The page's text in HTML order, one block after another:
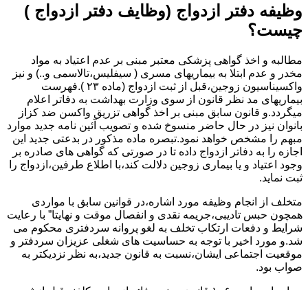
وظیفه دفتر ازدواج (وظایف دفتر ازدواج )
چیست؟
مطالبه و اخذ گواهی پزشکی معتبر مبنی بر عدم اعتیاد به مواد
مخدر و عدم ابتلا به بیماریهای مسری ( سیفلیس،تالاسمی و..) و نیز
واکسیناسیون زوجین،قبل از ثبت ازدواج (ماده ۲۳ ).فهرست
بیماریهای مد نظر قانون از سوی وزارت بهداشت به دفاتر اعلام
میگردد.و قانون سابق مبنی بر اخذ گواهی تزریق واکسن ضد کزاز
بانوان نیز در حال حاضر منسوخ شده و تصویب آئین نامه جدید موارد
مبهم را مشخص خواهد نمود.تبصره ماده مذکور در بدعتی جدید این
اجازه را به دفاتر ازدواج داده تا در صورتی که گواهی های صادره بر
وجود اعتیاد و یا بیماری زوجین دلالت کند،با اطلاع طرفین،ازدواج را
ثبت نماید.
متخلف از انجام وظیفه مورد اشاره،در قوانین سابق با مواردی
همچون حبس تادیبی،جریمه نقدی و انفصال موقت و نهایتا” با رعایت
شرایط و دفعات ارتکاب تخلف به لغو پروانه سردفتری محکوم می
شد.و مورد اخیر با توجه به حساسیت های شغلی عزیزان سردفتر و
موقعیت اجتماعی ایشان،نسبت به قانون جدید،به نظر نزدیکتر به
صواب بود.